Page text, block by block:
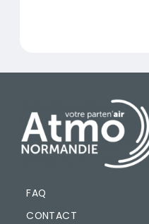
PIED DE PAGE
FAQ
CONTACT